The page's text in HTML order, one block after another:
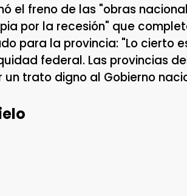
el freno de las "obras
por la recesión" que
para la provincia: "Lo cierto
federal. Las provincias
un trato digno al Gobierno